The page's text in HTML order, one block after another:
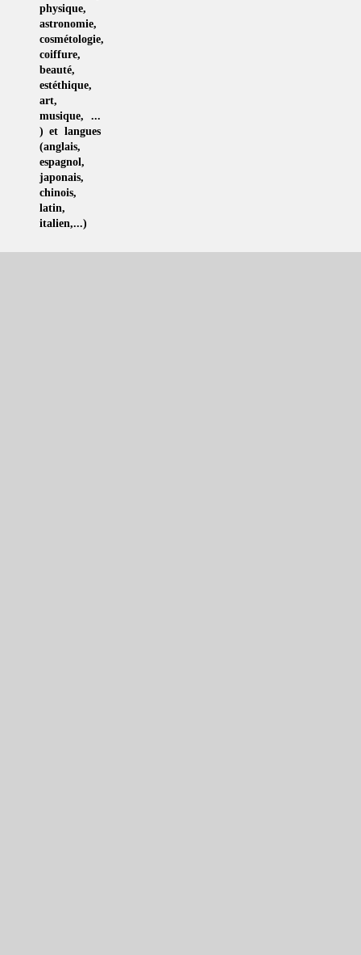
physique,
astronomie,
cosmétologie,
coiffure,
beauté,
estéthique,
art,
musique, ...
) et langues
(anglais,
espagnol ,
japonais,
chinois,
latin,
italien,...)